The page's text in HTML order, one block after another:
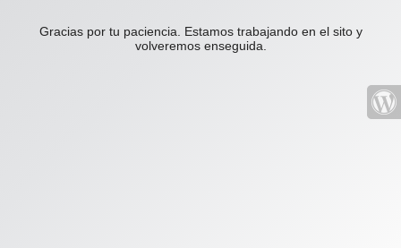
Gracias por tu paciencia. Estamos trabajando en el sito y
volveremos enseguida.